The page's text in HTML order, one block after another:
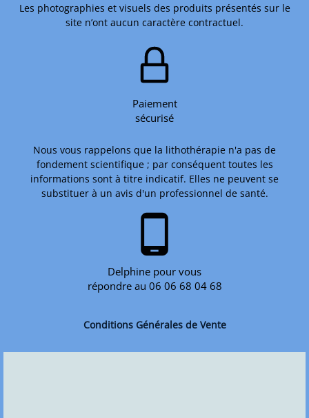
Les photographies et visuels des produits présentés sur le
site n’ont aucun caractère contractuel.
Paiement
sécurisé
Nous vous rappelons que la lithothérapie n'a pas de
fondement scientifique ; par conséquent toutes les
informations sont à titre indicatif. Elles ne peuvent se
substituer à un avis d'un professionnel de santé.
phone_android
Delphine pour vous
répondre au 06 06 68 04 68
Conditions Générales de Vente